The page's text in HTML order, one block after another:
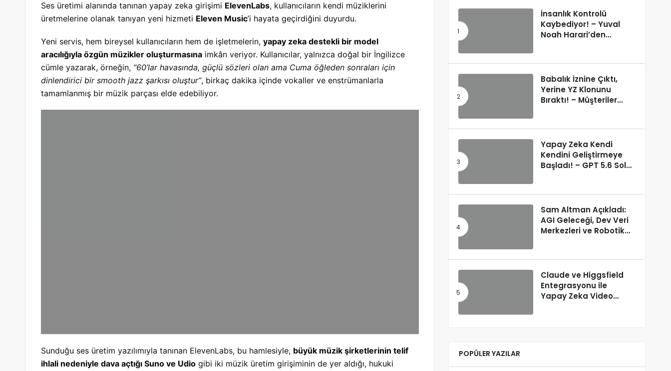
Ses üretimi alanında tanınan yapay zeka girişimi ElevenLabs, kullanıcıların kendi müziklerini
üretmelerine olanak tanıyan yeni hizmeti Eleven Music’i hayata geçirdiğini duyurdu.
Yeni servis, hem bireysel kullanıcıların hem de işletmelerin, yapay zeka destekli bir model
aracılığıyla özgün müzikler oluşturmasına imkân veriyor. Kullanıcılar, yalnızca doğal bir İngilizce
cümle yazarak, örneğin, “60’lar havasında, güçlü sözleri olan ama Cuma öğleden sonraları için
dinlendirici bir smooth jazz şarkısı oluştur”, birkaç dakika içinde vokaller ve enstrümanlarla
tamamlanmış bir müzik parçası elde edebiliyor.
Sunduğu ses üretim yazılımıyla tanınan ElevenLabs, bu hamlesiyle, büyük müzik şirketlerinin telif
ihlali nedeniyle dava açtığı Suno ve Udio gibi iki müzik üretim girişiminin de yer aldığı, hukuki
İnsanlık Kontrolü
Kaybediyor! – Yuval
Noah Harari’den
Babalık İznine Çıktı,
Yerine YZ Klonunu
Bıraktı! – Müşteriler
Yapay Zeka Kendi
Kendini Geliştirmeye
Başladı! – GPT 5.6 Sol
Sam Altman Açıkladı:
AGI Geleceği, Dev Veri
Merkezleri ve Robotik
Claude ve Higgsfield
Entegrasyonu ile
Yapay Zeka Video
POPÜLER YAZILAR